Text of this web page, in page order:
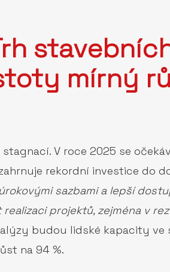
mírný
V roce 2025 se
rekordní investice do
sazbami a lepší
projektů, zejména v
budou lidské kapacity
na 94 %.